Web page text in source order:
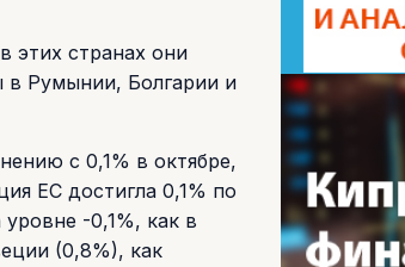
этих странах они
в Румынии, Болгарии и
с 0,1% в октябре,
ЕС достигла 0,1% по
-0,1%, как в
(0,8%), как